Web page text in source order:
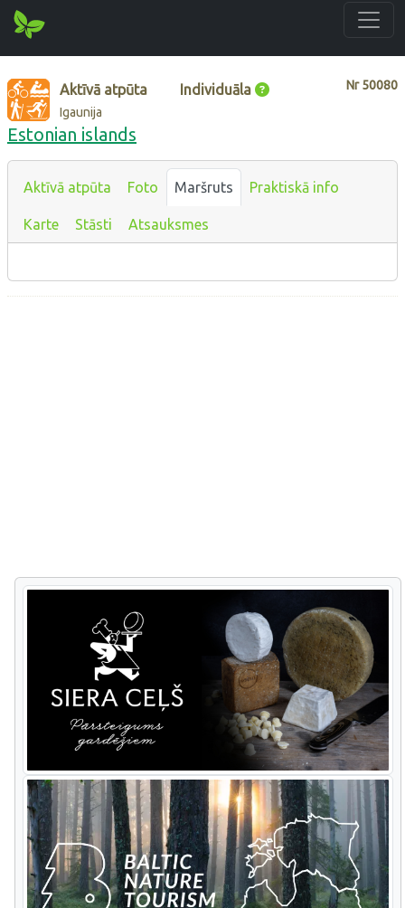
Nr50080
Aktīvā atpūta Individuāla
Igaunija
Estonian islands
Aktīvā atpūta Foto Maršruts Praktiskā info
Karte Stāsti Atsauksmes